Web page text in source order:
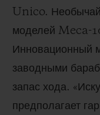
Unico.
моделей Meca-
Инновационный
заводными
запас хода.
предполагает